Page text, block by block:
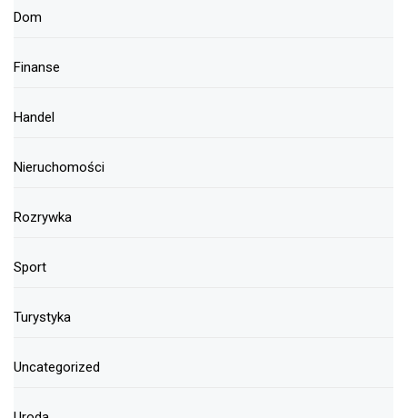
Dom
Finanse
Handel
Nieruchomości
Rozrywka
Sport
Turystyka
Uncategorized